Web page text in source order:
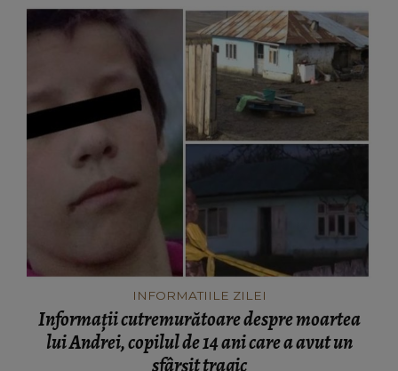
INFORMATIILE ZILEI
Informații cutremurătoare despre moartea
lui Andrei, copilul de 14 ani care a avut un
sfârșit tragic